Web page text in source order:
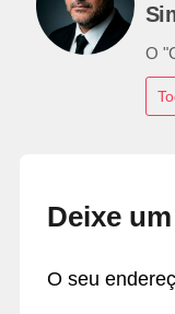
O
Deixe
O seu